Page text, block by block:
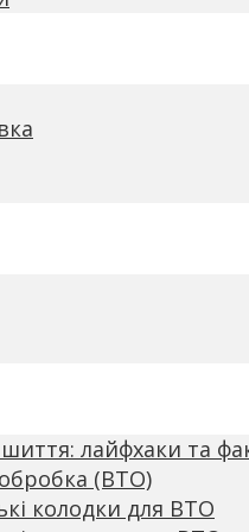
лайфхаки та
(ВТО)
колодки для ВТО